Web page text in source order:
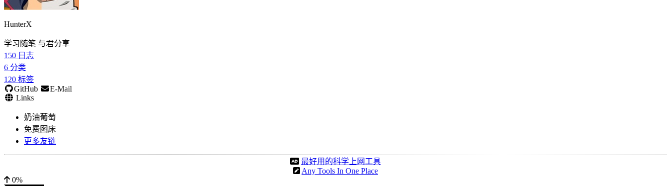
HunterX
学习随笔 与君分享
150 日志
6 分类
120 标签
GitHub
E-Mail
Links
奶油葡萄
免费图床
更多友链
最好用的科学上网工具
Any Tools In One Place
0%